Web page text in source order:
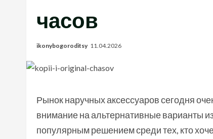
часов
ikonybogoroditsy 11.04.2026
Рынок наручных аксессуаров сегодня
внимание на альтернативные варианты
популярным решением среди тех, кто